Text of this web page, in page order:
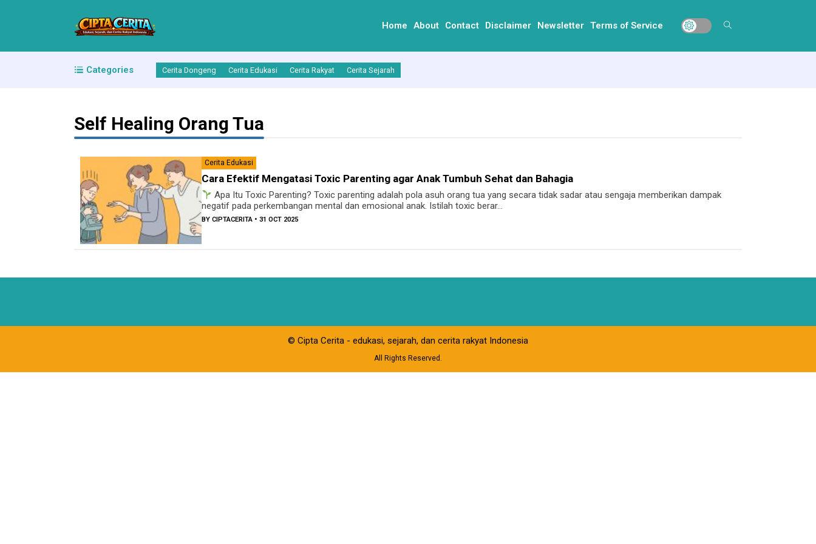
Home About Contact Disclaimer Newsletter Terms of Service
Categories Cerita Dongeng Cerita Edukasi Cerita Rakyat Cerita Sejarah
Self Healing Orang Tua
Cerita Edukasi
Cara Efektif Mengatasi Toxic Parenting agar Anak Tumbuh Sehat dan Bahagia
Apa Itu Toxic Parenting? Toxic parenting adalah pola asuh orang tua yang secara tidak sadar atau sengaja memberikan dampak
negatif pada perkembangan mental dan emosional anak. Istilah toxic berar...
BY CIPTACERITA • 31 OCT 2025
© Cipta Cerita - edukasi, sejarah, dan cerita rakyat Indonesia
All Rights Reserved.